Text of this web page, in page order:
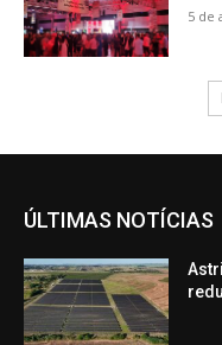
5 de
ÚLTIMAS NOTÍCIAS